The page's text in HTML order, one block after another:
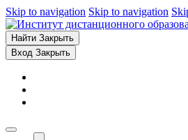
Skip to navigation Skip to navigation
Найти Закрыть
Вход Закрыть